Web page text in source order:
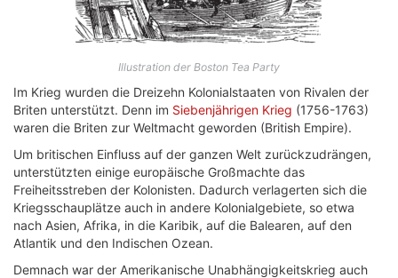
Illustration der Boston Tea Party
Im Krieg wurden die Dreizehn Kolonialstaaten von Rivalen der
Briten unterstützt. Denn im Siebenjährigen Krieg (1756-1763)
waren die Briten zur Weltmacht geworden (British Empire).
Um britischen Einfluss auf der ganzen Welt zurückzudrängen,
unterstützten einige europäische Großmachte das
Freiheitsstreben der Kolonisten. Dadurch verlagerten sich die
Kriegsschauplätze auch in andere Kolonialgebiete, so etwa
nach Asien, Afrika, in die Karibik, auf die Balearen, auf den
Atlantik und den Indischen Ozean.
Demnach war der Amerikanische Unabhängigkeitskrieg auch